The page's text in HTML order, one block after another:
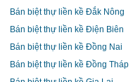
Bán biệt thự liền kề Đắk Nông
Bán biệt thự liền kề Điện Biên
Bán biệt thự liền kề Đồng Nai
Bán biệt thự liền kề Đồng Tháp